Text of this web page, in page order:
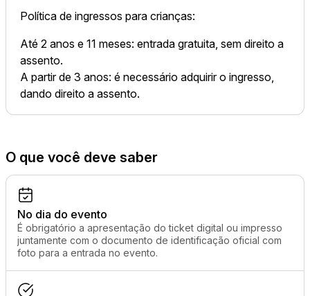
Política de ingressos para crianças:
Até 2 anos e 11 meses: entrada gratuita, sem direito a
assento.
A partir de 3 anos: é necessário adquirir o ingresso,
dando direito a assento.
O que você deve saber
No dia do evento
É obrigatório a apresentação do ticket digital ou impresso
juntamente com o documento de identificação oficial com
foto para a entrada no evento.